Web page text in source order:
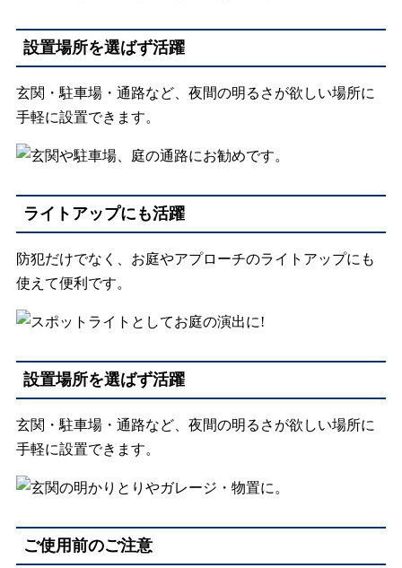
設置場所を選ばず活躍
玄関・駐車場・通路など、夜間の明るさが欲しい場所に
手軽に設置できます。
ライトアップにも活躍
防犯だけでなく、お庭やアプローチのライトアップにも
使えて便利です。
設置場所を選ばず活躍
玄関・駐車場・通路など、夜間の明るさが欲しい場所に
手軽に設置できます。
ご使用前のご注意